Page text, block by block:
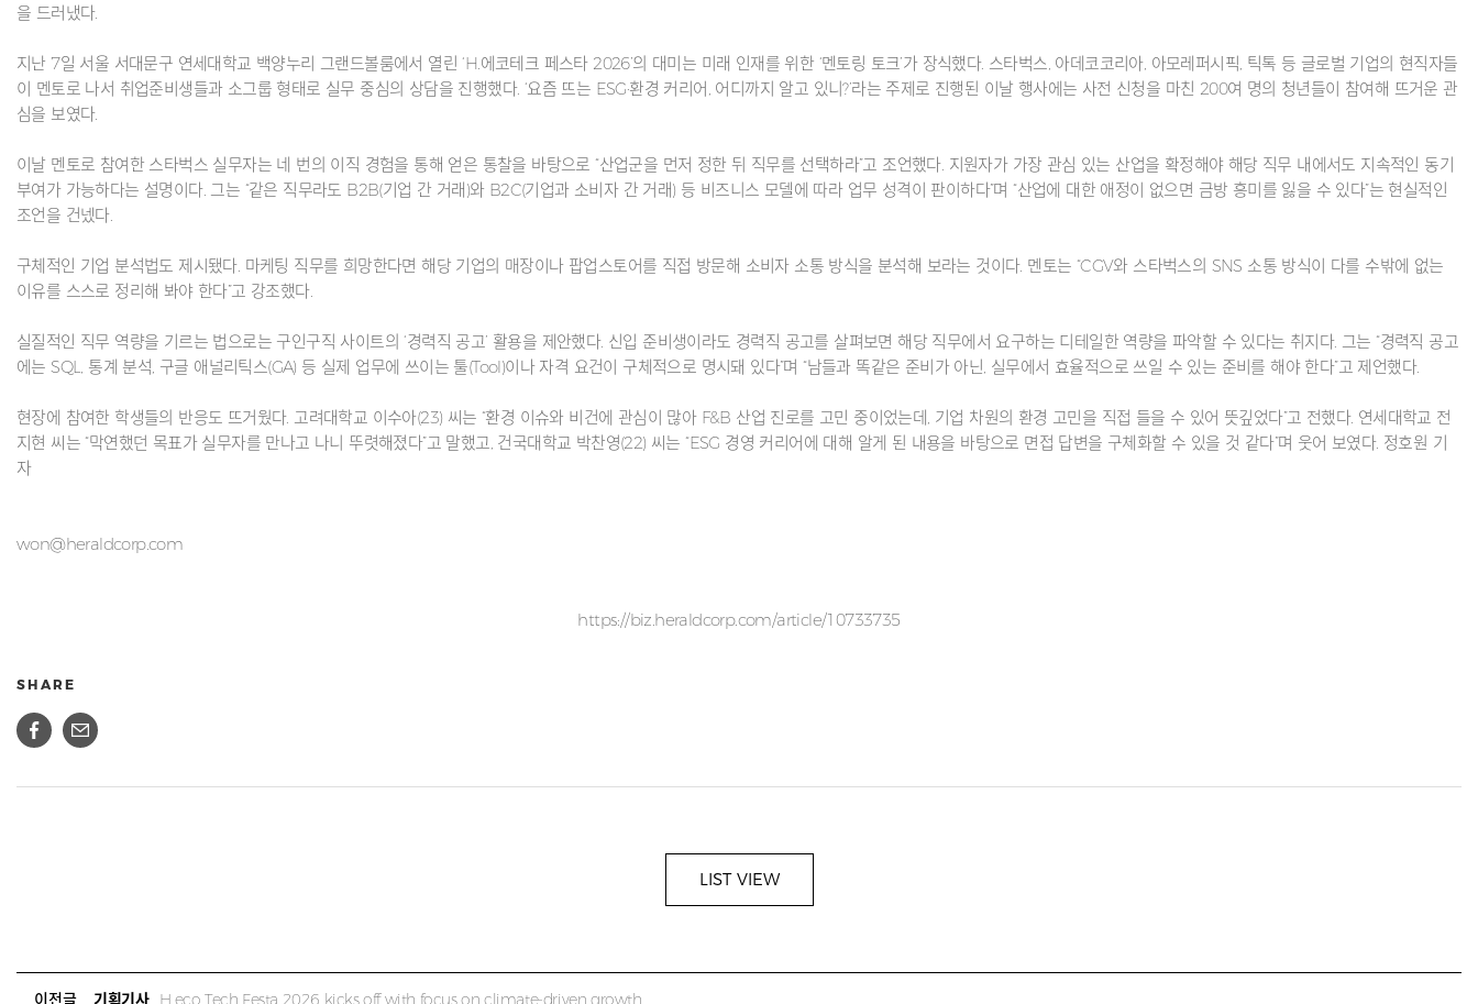
을 드러냈다.
지난 7일 서울 서대문구 연세대학교 백양누리 그랜드볼룸에서 열린 ‘H.에코테크 페스타 2026’의 대미는 미래 인재를 위한 ‘멘토링 토크’가 장식했다. 스타벅스, 아데코코리아, 아모레퍼시픽, 틱톡 등 글로벌 기업의 현직자들
이 멘토로 나서 취업준비생들과 소그룹 형태로 실무 중심의 상담을 진행했다. ‘요즘 뜨는 ESG·환경 커리어, 어디까지 알고 있니?’라는 주제로 진행된 이날 행사에는 사전 신청을 마친 200여 명의 청년들이 참여해 뜨거운 관
심을 보였다.
이날 멘토로 참여한 스타벅스 실무자는 네 번의 이직 경험을 통해 얻은 통찰을 바탕으로 “산업군을 먼저 정한 뒤 직무를 선택하라”고 조언했다. 지원자가 가장 관심 있는 산업을 확정해야 해당 직무 내에서도 지속적인 동기
부여가 가능하다는 설명이다. 그는 “같은 직무라도 B2B(기업 간 거래)와 B2C(기업과 소비자 간 거래) 등 비즈니스 모델에 따라 업무 성격이 판이하다”며 “산업에 대한 애정이 없으면 금방 흥미를 잃을 수 있다”는 현실적인
조언을 건넸다.
구체적인 기업 분석법도 제시됐다. 마케팅 직무를 희망한다면 해당 기업의 매장이나 팝업스토어를 직접 방문해 소비자 소통 방식을 분석해 보라는 것이다. 멘토는 “CGV와 스타벅스의 SNS 소통 방식이 다를 수밖에 없는
이유를 스스로 정리해 봐야 한다”고 강조했다.
실질적인 직무 역량을 기르는 법으로는 구인구직 사이트의 ‘경력직 공고’ 활용을 제안했다. 신입 준비생이라도 경력직 공고를 살펴보면 해당 직무에서 요구하는 디테일한 역량을 파악할 수 있다는 취지다. 그는 “경력직 공고
에는 SQL, 통계 분석, 구글 애널리틱스(GA) 등 실제 업무에 쓰이는 툴(Tool)이나 자격 요건이 구체적으로 명시돼 있다”며 “남들과 똑같은 준비가 아닌, 실무에서 효율적으로 쓰일 수 있는 준비를 해야 한다”고 제언했다.
현장에 참여한 학생들의 반응도 뜨거웠다. 고려대학교 이수아(23) 씨는 “환경 이슈와 비건에 관심이 많아 F&B 산업 진로를 고민 중이었는데, 기업 차원의 환경 고민을 직접 들을 수 있어 뜻깊었다”고 전했다. 연세대학교 전
지현 씨는 “막연했던 목표가 실무자를 만나고 나니 뚜렷해졌다”고 말했고, 건국대학교 박찬영(22) 씨는 “ESG 경영 커리어에 대해 알게 된 내용을 바탕으로 면접 답변을 구체화할 수 있을 것 같다”며 웃어 보였다. 정호원 기
자
won@heraldcorp.com
https://biz.heraldcorp.com/article/10733735
SHARE
LIST VIEW
이전글 기획기사 H.eco Tech Festa 2026 kicks off with focus on climate-driven growth